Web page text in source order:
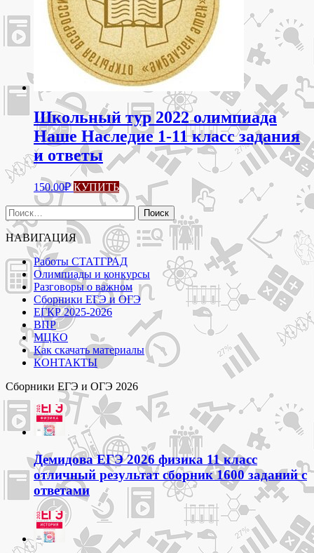
Школьный тур 2022 олимпиада
Наше Наследие 1-11 класс задания
и ответы
150.00₽ КУПИТЬЭтот
товар
имеет
несколько
вариаций.
Опции
можно
выбрать
на
странице
Найти:
НАВИГАЦИЯ
Работы СТАТГРАД
Олимпиады и конкурсы
Разговоры о важном
Сборники ЕГЭ и ОГЭ
ЕГКР 2025-2026
ВПР
МЦКО
Как скачать материалы
КОНТАКТЫ
Сборники ЕГЭ и ОГЭ 2026
Демидова ЕГЭ 2026 физика 11 класс
отличный результат сборник 1600 заданий с
ответами